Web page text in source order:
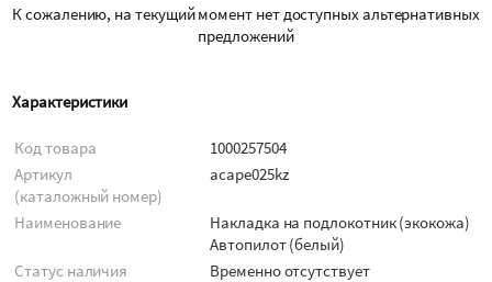
К сожалению, на текущий момент нет доступных альтернативных
предложений
Характеристики
Код товара
1000257504
Артикул
(каталожный номер)
acape025kz
Наименование
Накладка на подлокотник (экокожа)
Автопилот (белый)
Статус наличия
Временно отсутствует